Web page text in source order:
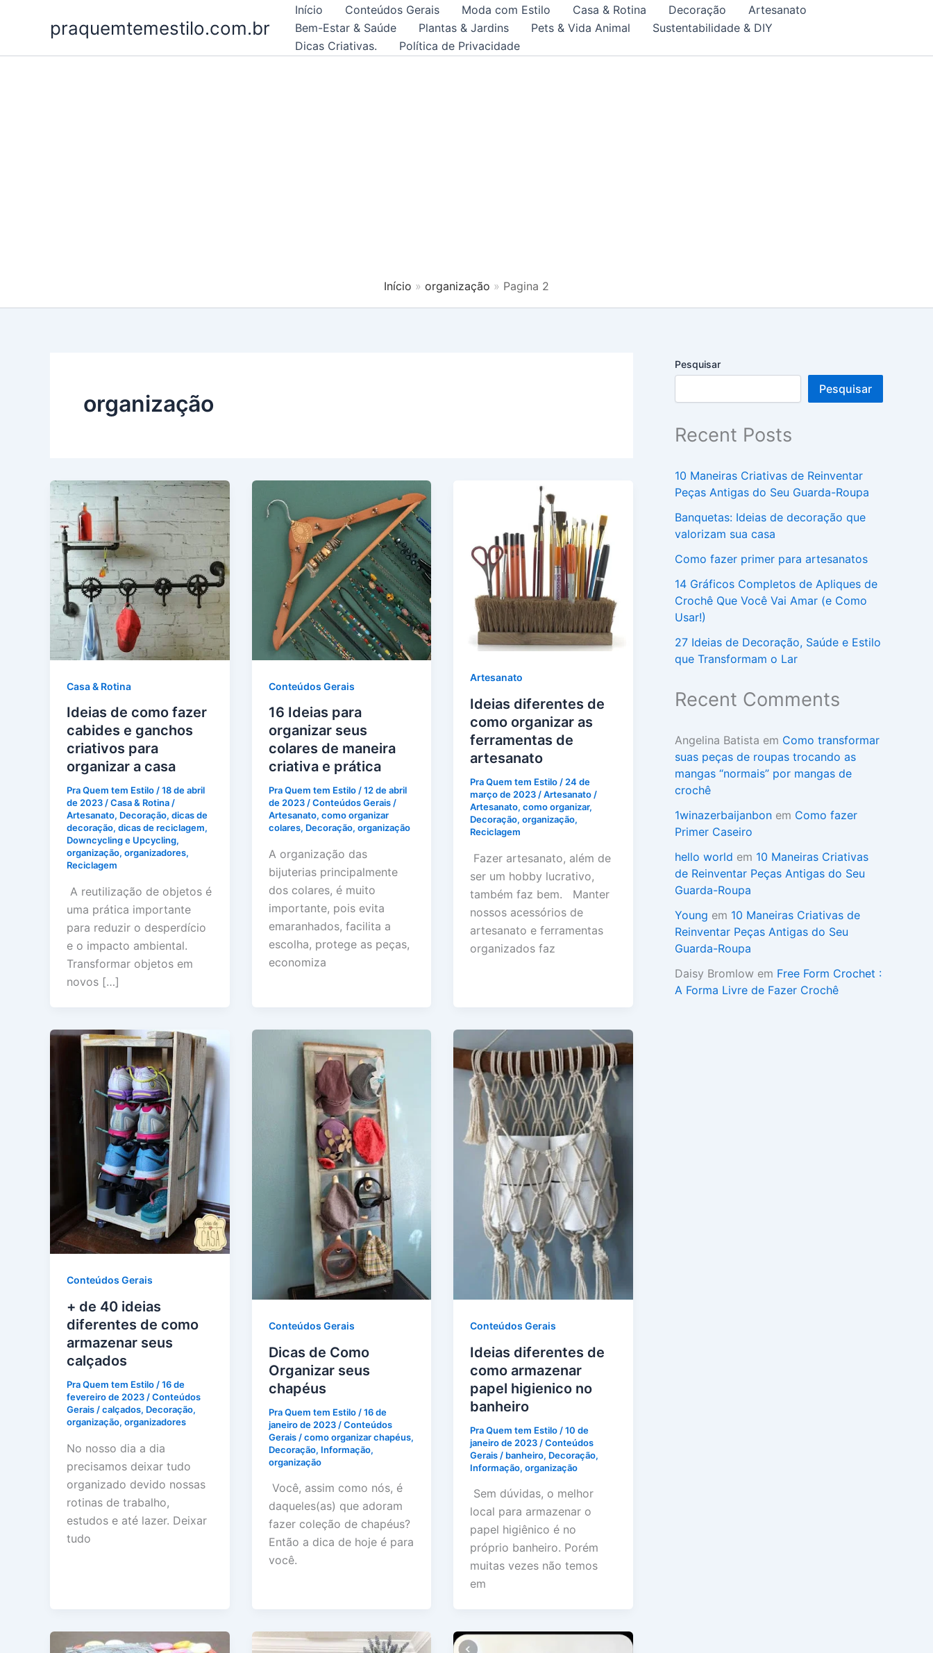
praquemtemestilo.com.br
Início Conteúdos Gerais Moda com Estilo Casa & Rotina Decoração
Artesanato
Bem-Estar & Saúde
Plantas & Jardins Pets & Vida Animal
Sustentabilidade & DIY
Dicas Criativas.
Política de Privacidade
Início organização Pagina 2
organização
Casa & Rotina
Ideias de como fazer
cabides e ganchos
criativos para
organizar a casa
Pra Quem tem Estilo/18 de abril
de 2023/Casa & Rotina/
Artesanato, Decoração, dicas de
decoração, dicas de reciclagem,
Downcycling e Upcycling,
organização, organizadores,
Reciclagem
A reutilização de objetos é
uma prática importante
para reduzir o desperdício
e o impacto ambiental.
Transformar objetos em
novos […]
Conteúdos Gerais
16 Ideias para
organizar seus
colares de maneira
criativa e prática
Pra Quem tem Estilo/12 de abril
de 2023/Conteúdos Gerais/
Artesanato, como organizar
colares, Decoração, organização
A organização das
bijuterias principalmente
dos colares, é muito
importante, pois evita
emaranhados, facilita a
escolha, protege as peças,
economiza
Artesanato
Ideias diferentes de
como organizar as
ferramentas de
artesanato
Pra Quem tem Estilo / 24 de
março de 2023 /Artesanato /
Artesanato,como organizar,
Decoração,organização,
Reciclagem
Fazer artesanato, além de
ser um hobby lucrativo,
também faz bem. Manter
nossos acessórios de
artesanato e ferramentas
organizados faz
Conteúdos Gerais
+ de 40 ideias
diferentes de como
armazenar seus
calçados
Pra Quem tem Estilo /16 de
fevereiro de 2023 /Conteúdos
Gerais /calçados, Decoração,
organização, organizadores
No nosso dia a dia
precisamos deixar tudo
organizado devido nossas
rotinas de trabalho,
estudos e até lazer. Deixar
tudo
Conteúdos Gerais
Dicas de Como
Organizar seus
chapéus
Pra Quem tem Estilo /16 de
janeiro de 2023 /Conteúdos
Gerais/como organizar chapéus,
Decoração, Informação,
organização
Você, assim como nós, é
daqueles(as) que adoram
fazer coleção de chapéus?
Então a dica de hoje é para
você.
Conteúdos Gerais
Ideias diferentes de
como armazenar
papel higienico no
banheiro
Pra Quem tem Estilo /10 de
janeiro de 2023 /Conteúdos
Gerais / banheiro, Decoração,
Informação,organização
Sem dúvidas, o melhor
local para armazenar o
papel higiênico é no
próprio banheiro. Porém
muitas vezes não temos
em
Pesquisar
Pesquisar
Recent Posts
10 Maneiras Criativas de Reinventar
Peças Antigas do Seu Guarda-Roupa
Banquetas: Ideias de decoração que
valorizam sua casa
Como fazer primer para artesanatos
14 Gráficos Completos de Apliques de
Crochê Que Você Vai Amar (e Como
Usar!)
27 Ideias de Decoração, Saúde e Estilo
que Transformam o Lar
Recent Comments
Angelina Batista em Como transformar
suas peças de roupas trocando as
mangas “normais” por mangas de
crochê
1winazerbaijanbon em Como fazer
Primer Caseiro
hello world em 10 Maneiras Criativas
de Reinventar Peças Antigas do Seu
Guarda-Roupa
Young em 10 Maneiras Criativas de
Reinventar Peças Antigas do Seu
Guarda-Roupa
Daisy Bromlow em Free Form Crochet :
A Forma Livre de Fazer Crochê